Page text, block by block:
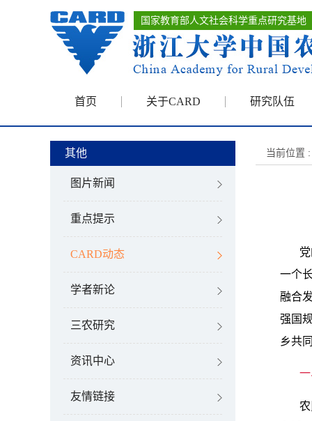
国家教育部人文社会科学重点研究基地
首页 关于CARD 研究队伍
其他
图片新闻
重点提示
CARD动态
学者新论
三农研究
资讯中心
友情链接
当前位置 :
一个
融合
强国
乡共